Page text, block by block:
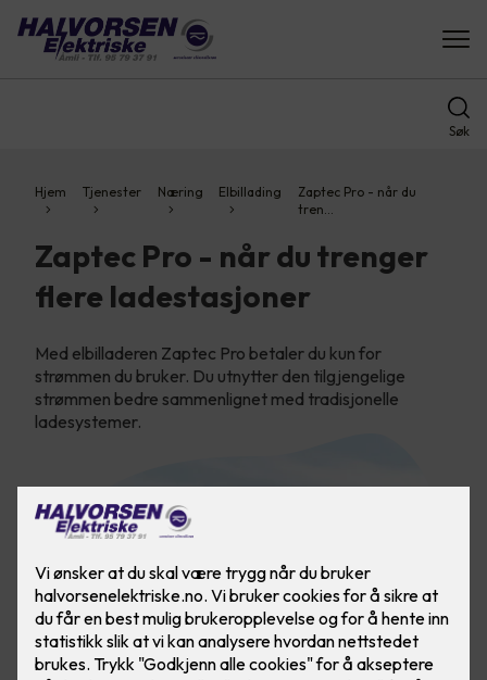
Søk
Hjem Tjenester Næring Elbillading
Zaptec Pro - når du
tren…
Zaptec Pro - når du trenger
flere ladestasjoner
Med elbilladeren Zaptec Pro betaler du kun for
strømmen du bruker. Du utnytter den tilgjengelige
strømmen bedre sammenlignet med tradisjonelle
ladesystemer.